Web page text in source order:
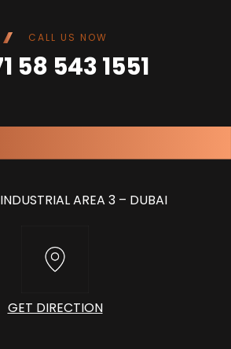
CALL US NOW
58 543 1551
AREA 3 – DUBAI
GET DIRECTION